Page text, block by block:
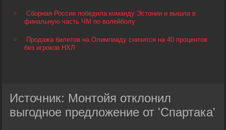
Сборная России победила команду Эстонии и вышла в
финальную часть ЧМ по волейболу
Продажа билетов на Олимпиаду снизится на 40 процентов
без игроков НХЛ
Источник: Монтойя отклонил
выгодное предложение от 'Спартака'